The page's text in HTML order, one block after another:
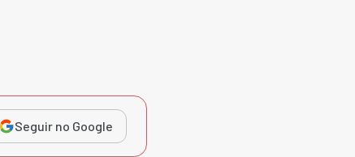
Seguir no Google